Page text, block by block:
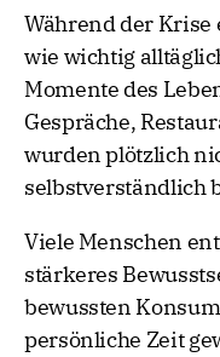
Während der
wie wichtig
Momente des
Gespräche,
wurden plötzlich
selbstverständlich
Viele Menschen
stärkeres
bewussten
persönliche Zeit